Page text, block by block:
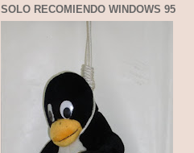
SOLO RECOMIENDO WINDOWS 95